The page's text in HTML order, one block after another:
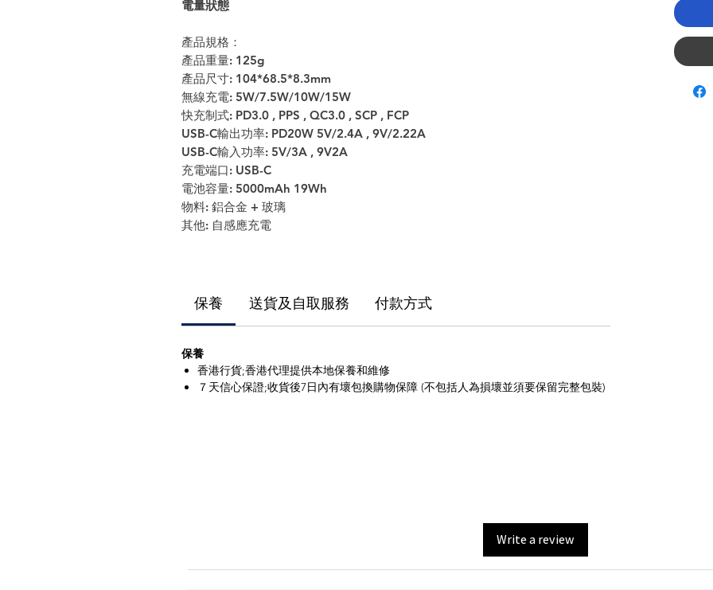
電量狀態
產品規格：
產品重量: 125g
產品尺寸: 104*68.5*8.3mm
無線充電: 5W/7.5W/10W/15W
快充制式: PD3.0 , PPS , QC3.0 , SCP , FCP
USB-C輸出功率: PD20W 5V/2.4A , 9V/2.22A
USB-C輸入功率: 5V/3A , 9V2A
充電端口: USB-C
電池容量: 5000mAh 19Wh
物料: 鋁合金 + 玻璃
其他: 自感應充電
保養 送貨及自取服務 付款方式
保養
香港行貨;香港代理提供本地保養和維修
７天信心保證;收貨後7日內有壞包換購物保障 (不包括人為損壞並須要保留完整包裝)
Write a review